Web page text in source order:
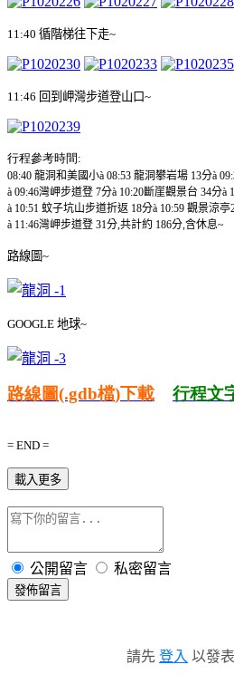
11:40 循階梯往下走~
11:46 回到岬灣步道登山口~
行程參考時間 :
08:40 龍洞和美國小à 08:53 龍洞攀岩場 13分à
à 09:46灣岬步道登 7分à 10:20斷崖觀景台 34分à
à 10:51 蚊子坑山步道折返 18分à 10:59 觀景涼亭
à 11:46灣岬步道登 31分,共計約 186分,含休息~
路線圖~
GOOGLE 地球~
路線圖(.gdb檔)下載 行程文
= END =
載入更多
公開留言 私密留言
發佈留言
請先 登入 以發